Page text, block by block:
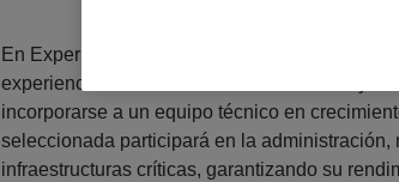
En Experis, buscamos un/a Administrador/a de
experiencia en entornos de contenedores y
incorporarse a un equipo técnico en
seleccionada participará en la administración,
infraestructuras críticas, garantizando su